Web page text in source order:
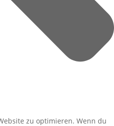
zu optimieren. Wenn du